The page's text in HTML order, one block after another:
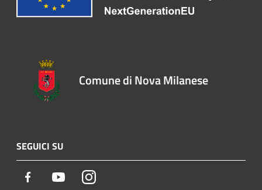
Comune di Nova Milanese
SEGUICI SU
Facebook YoutubeInstagram